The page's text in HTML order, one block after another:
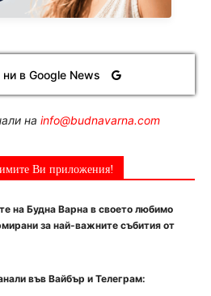
в Google News
на info@budnavarna.com
Ви приложения!
на Будна Варна в своето любимо
за най-важните събития от
във Вайбър и Телеграм: